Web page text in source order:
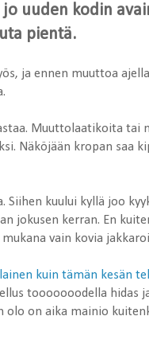
uuden kodin
pientä.
ja ennen muuttoa
Muuttolaatikoita tai
Näköjään kropan saa
Siihen kuului kyllä joo
jokusen kerran. En
vain kovia
kuin tämän kesän
tooooooodella hidas
on aika mainio